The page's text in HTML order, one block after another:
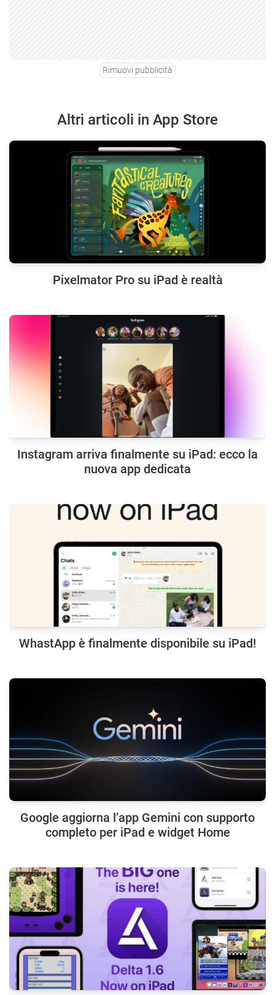
Rimuovi pubblicità
Altri articoli in App Store
Pixelmator Pro su iPad è realtà
Instagram arriva finalmente su iPad: ecco la
nuova app dedicata
WhastApp è finalmente disponibile su iPad!
Google aggiorna l’app Gemini con supporto
completo per iPad e widget Home